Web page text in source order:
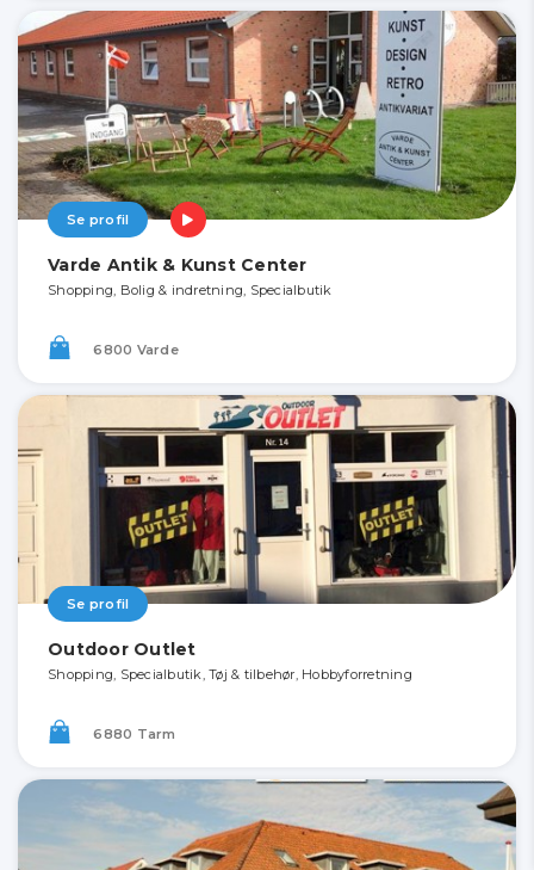
Se profil
Varde Antik & Kunst Center
Shopping, Bolig & indretning, Specialbutik
6800 Varde
Se profil
Outdoor Outlet
Shopping, Specialbutik, Tøj & tilbehør, Hobbyforretning
6880 Tarm